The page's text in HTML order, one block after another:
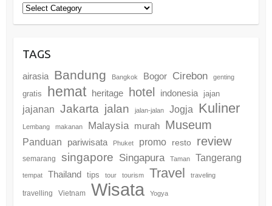
Categories
TAGS
airasia Bandung Bangkok Bogor Cirebon genting
gratis hemat heritage hotel indonesia jajan
jajanan Jakarta jalan jalan-jalan Jogja Kuliner
Lembang makanan Malaysia murah Museum
Panduan pariwisata Phuket promo resto review
semarang singapore Singapura Taman Tangerang
tempat Thailand tips tour tourism Travel traveling
travelling Vietnam Wisata Yogya